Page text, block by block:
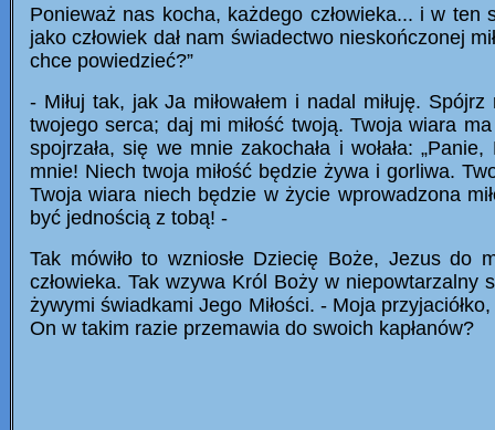
Ponieważ nas kocha, każdego człowieka... i w
jako człowiek dał nam świadectwo nieskończonej
chce powiedzieć?”
- Miłuj tak, jak Ja miłowałem i nadal miłuję.
twojego serca; daj mi miłość twoją. Twoja wiara
spojrzała, się we mnie zakochała i wołała:
mnie! Niech twoja miłość będzie żywa i gorliwa.
Twoja wiara niech będzie w życie wprowadzona
być jednością z tobą! -
Tak mówiło to wzniosłe Dziecię Boże, Jezus
człowieka. Tak wzywa Król Boży w
żywymi świadkami Jego Miłości. - Moja
On w takim razie przemawia do swoich kapłanów?